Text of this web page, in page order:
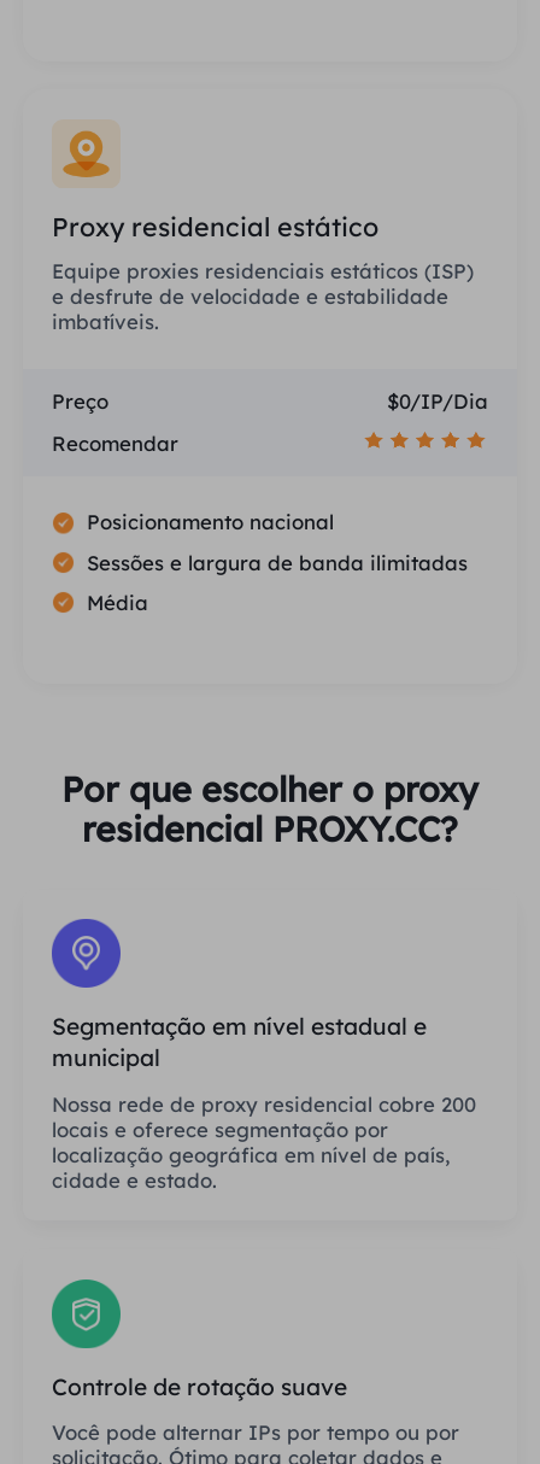
Proxy residencial estático
Equipe proxies residenciais estáticos (ISP)
e desfrute de velocidade e estabilidade
imbatíveis.
Preço
$0/IP/Dia
Recomendar
Posicionamento nacional
Sessões e largura de banda ilimitadas
Média
Por que escolher o proxy
residencial PROXY.CC?
Segmentação em nível estadual e
municipal
Nossa rede de proxy residencial cobre 200
locais e oferece segmentação por
localização geográfica em nível de país,
cidade e estado.
Controle de rotação suave
Você pode alternar IPs por tempo ou por
solicitação. Ótimo para coletar dados e